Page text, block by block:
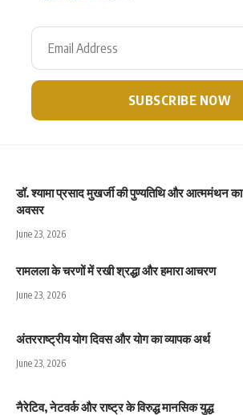
डॉ. श्यामा प्रसाद मुखर्जी की पुण्यतिथि और आत्ममंथन का
अवसर
June 23, 2026
रामलला के चरणों में रखी श्रद्धा और हमारा आचरण
June 23, 2026
अंतरराष्ट्रीय योग दिवस और योग का व्यापक अर्थ
June 23, 2026
नैरेटिव, नेटवर्क और राष्ट्र के विरुद्ध मानसिक युद्ध